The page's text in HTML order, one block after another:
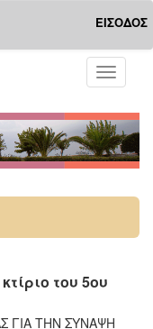
ΕΙΣΟΔΟΣ
Toggle
του 5ου
ΓΙΑ ΤΗΝ ΣΥΝΑΨΗ